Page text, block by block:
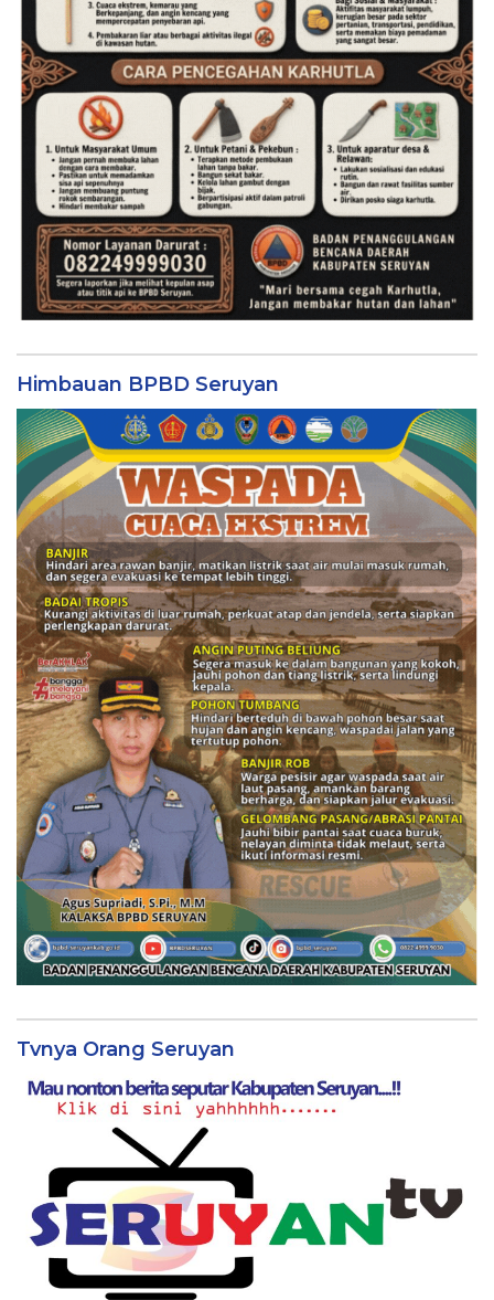
Himbauan BPBD Seruyan
Tvnya Orang Seruyan